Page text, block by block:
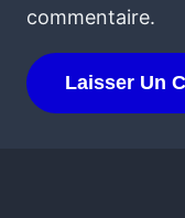
commentaire.